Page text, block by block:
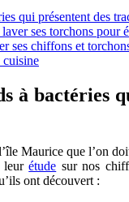
qui présentent des
ses torchons pour
ses chiffons et
cuisine
à bactéries
Maurice que l’on
leurétude sur nos
ont découvert :